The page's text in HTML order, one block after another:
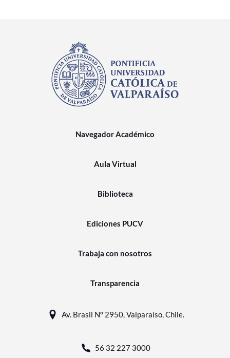
Navegador Académico
Aula Virtual
Biblioteca
Ediciones PUCV
Trabaja con nosotros
Transparencia
Av. Brasil N° 2950, Valparaíso, Chile.
56 32 227 3000